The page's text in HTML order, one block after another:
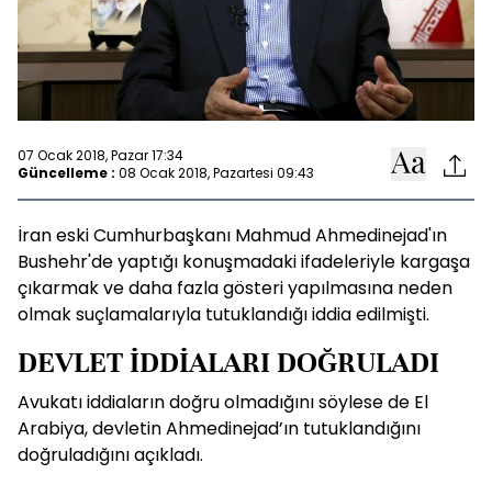
07 Ocak 2018, Pazar 17:34
Güncelleme : 08 Ocak 2018, Pazartesi 09:43
İran eski Cumhurbaşkanı Mahmud Ahmedinejad'ın
Bushehr'de yaptığı konuşmadaki ifadeleriyle kargaşa
çıkarmak ve daha fazla gösteri yapılmasına neden
olmak suçlamalarıyla tutuklandığı iddia edilmişti.
DEVLET İDDİALARI DOĞRULADI
Avukatı iddiaların doğru olmadığını söylese de El
Arabiya, devletin Ahmedinejad’ın tutuklandığını
doğruladığını açıkladı.